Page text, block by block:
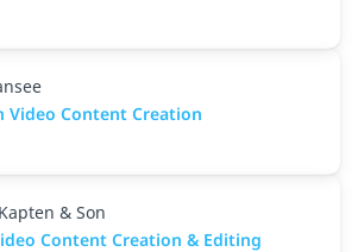
Video Content Creation
Kapten & Son
Content Creation & Editing